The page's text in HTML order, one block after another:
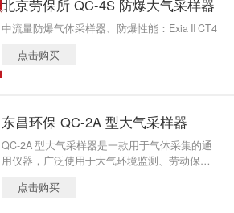
北京劳保所 QC-4S 防爆大气采样器
中流量防爆气体采样器、防爆性能：Exia II CT4
点击购买
东昌环保 QC-2A 型大气采样器
QC-2A 型大气采样器是一款用于气体采集的通
用仪器，广泛使用于大气环境监测、劳动保
简单、便于携带，是目前国内小型携带式大气
点击购买